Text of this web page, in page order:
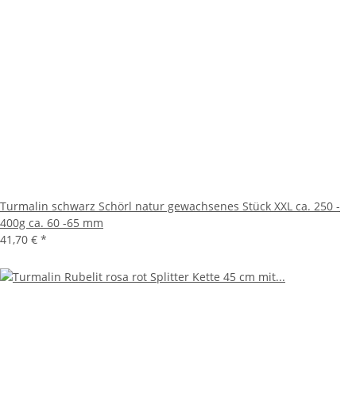
Turmalin schwarz Schörl natur gewachsenes Stück XXL ca. 250 -
400g ca. 60 -65 mm
41,70 € *